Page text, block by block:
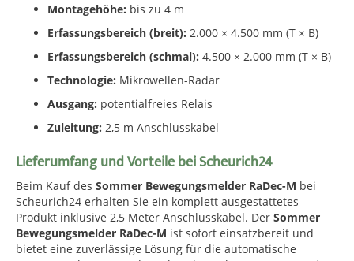
Montagehöhe: bis zu 4 m
Erfassungsbereich (breit): 2.000 × 4.500 mm (T × B)
Erfassungsbereich (schmal): 4.500 × 2.000 mm (T × B)
Technologie: Mikrowellen-Radar
Ausgang: potentialfreies Relais
Zuleitung: 2,5 m Anschlusskabel
Lieferumfang und Vorteile bei Scheurich24
Beim Kauf des Sommer Bewegungsmelder RaDec-M bei
Scheurich24 erhalten Sie ein komplett ausgestattetes
Produkt inklusive 2,5 Meter Anschlusskabel. Der Sommer
Bewegungsmelder RaDec-M ist sofort einsatzbereit und
bietet eine zuverlässige Lösung für die automatische